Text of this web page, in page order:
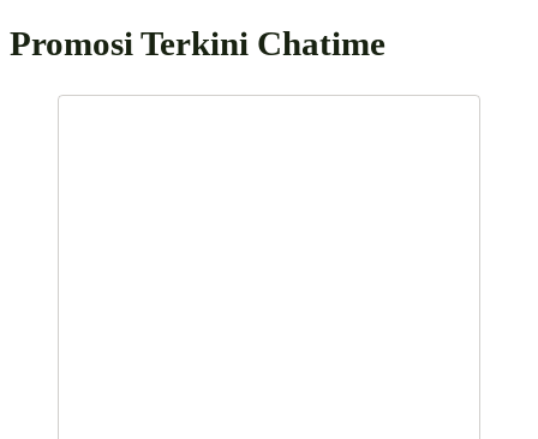
Promosi Terkini Chatime